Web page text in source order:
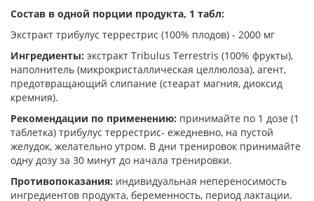
Состав в одной порции продукта, 1 табл:
Экстракт трибулус террестрис (100% плодов) - 2000 мг
Ингредиенты: экстракт Tribulus Terrestris (100% фрукты),
наполнитель (микрокристаллическая целлюлоза), агент,
предотвращающий слипание (стеарат магния, диоксид
кремния).
Рекомендации по применению: принимайте по 1 дозе (1
таблетка) трибулус террестрис- ежедневно, на пустой
желудок, желательно утром. В дни тренировок принимайте
одну дозу за 30 минут до начала тренировки.
Противопоказания: индивидуальная непереносимость
ингредиентов продукта, беременность, период лактации.